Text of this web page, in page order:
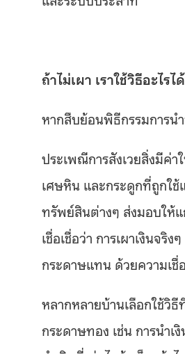
ถ้าไม่เผา เราใช้วิธีอะไรไ
หากสืบย้อนพิธีกรรมการน
ประเพณีการสังเวยสิ่งมีค่
เศษหิน และกระดูกที่ถูกใช้
ทรัพย์สินต่างๆ ส่งมอบให้แ
เชื่อเชื่อว่า การเผาเงินจ
กระดาษแทน ด้วยความเชื่
หลากหลายบ้านเลือกใช้วิ
กระดาษทอง เช่น การนำเ